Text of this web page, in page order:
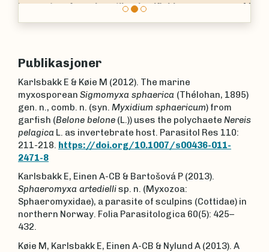
Myxidium oviformefra gallevæsken til en torsk
Publikasjoner
Karlsbakk E & Køie M (2012). The marine
myxosporean Sigmomyxa sphaerica (Thélohan, 1895)
gen. n., comb. n. (syn. Myxidium sphaericum) from
garfish (Belone belone (L.)) uses the polychaete Nereis
pelagica L. as invertebrate host. Parasitol Res 110:
211-218. https://doi.org/10.1007/s00436-011-
2471-8
Karlsbakk E, Einen A-CB & Bartošová P (2013).
Sphaeromyxa artediellisp. n. (Myxozoa:
Sphaeromyxidae), a parasite of sculpins (Cottidae) in
northern Norway. Folia Parasitologica 60(5): 425–
432.
Køie M, Karlsbakk E, Einen A-CB & Nylund A (2013). A